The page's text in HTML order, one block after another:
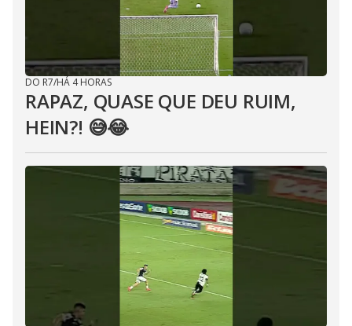
DO R7/HÁ 4 HORAS
RAPAZ, QUASE QUE DEU RUIM,
HEIN?! 😅😂⁣